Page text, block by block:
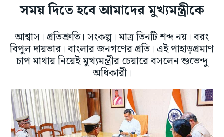
সময় দিতে হবে আমাদের মুখ্যমন্ত্রীকে
আশ্বাস। প্রতিশ্রুতি। সংকল্প। মাত্র তিনটি শব্দ নয়। বরং
বিপুল দায়ভার। বাংলার জনগণের প্রতি। এই পাহাড়প্রমাণ
চাপ মাথায় নিয়েই মুখ্যমন্ত্রীর চেয়ারে বসলেন শুভেন্দু
অধিকারী।